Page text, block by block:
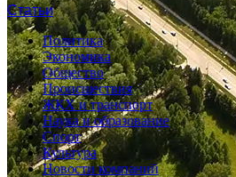
Статьи
Политика
Экономика
Общество
Происшествия
ЖКХ и транспорт
Наука и образование
Спорт
Культура
Новости компаний